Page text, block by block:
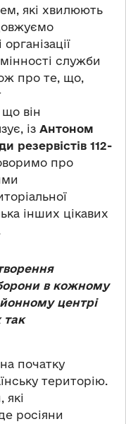
які хвилюють
служби
про те, що,
він
із Антоном
резервістів 112-
про
інших цікавих
в кожному
центрі
так
початку
територію.
які
росіяни